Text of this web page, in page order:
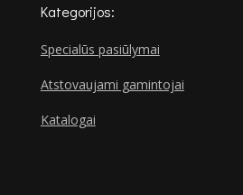
Kategorijos:
Specialūs pasiūlymai
Atstovaujami gamintojai
Katalogai